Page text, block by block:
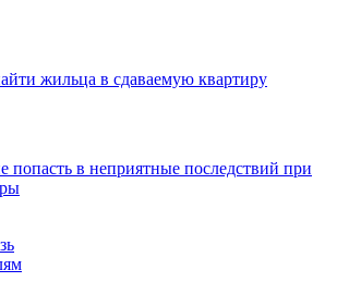
жильца в сдаваемую квартиру
попасть в неприятные последствий при